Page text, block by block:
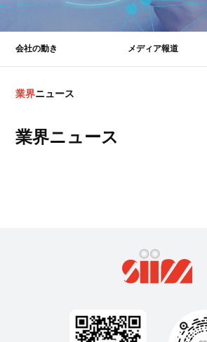
会社の動き メディア報道
業界ニュース
業界ニュース